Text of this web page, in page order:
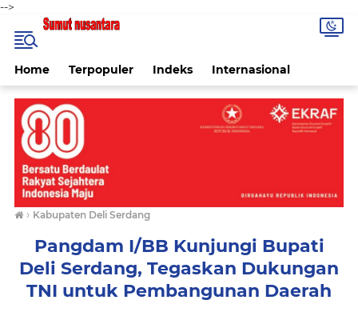
-->
Home Terpopuler Indeks Internasional
› Kabupaten Deli Serdang
Pangdam I/BB Kunjungi Bupati
Deli Serdang, Tegaskan Dukungan
TNI untuk Pembangunan Daerah